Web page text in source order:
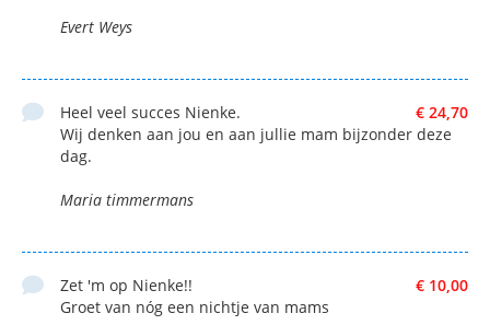
Evert Weys
€ 24,70
Heel veel succes Nienke.
Wij denken aan jou en aan jullie mam bijzonder deze
dag.
Maria timmermans
€ 10,00
Zet 'm op Nienke!!
Groet van nóg een nichtje van mams